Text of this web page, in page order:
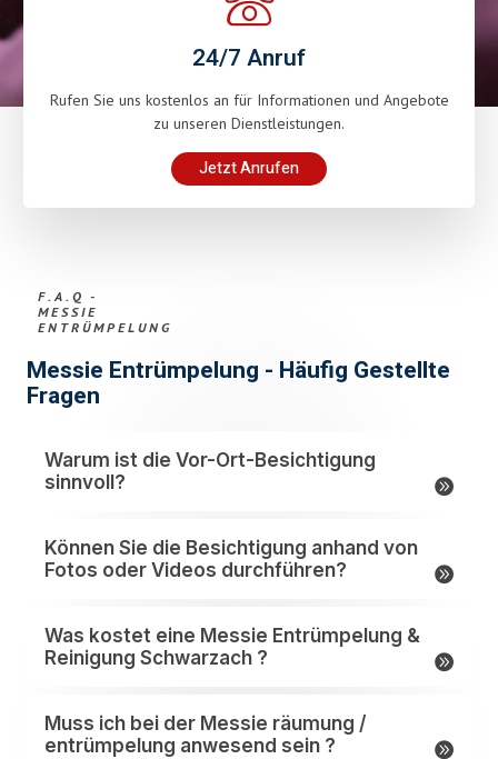
24/7 Anruf
Rufen Sie uns kostenlos an für Informationen und Angebote
zu unseren Dienstleistungen.
Jetzt Anrufen
F.A.Q -
MESSIE
ENTRÜMPELUNG
Messie Entrümpelung - Häufig Gestellte
Fragen
Warum ist die Vor-Ort-Besichtigung
sinnvoll?
Können Sie die Besichtigung anhand von
Fotos oder Videos durchführen?
Was kostet eine Messie Entrümpelung &
Reinigung Schwarzach ?
Muss ich bei der Messie räumung /
entrümpelung anwesend sein ?